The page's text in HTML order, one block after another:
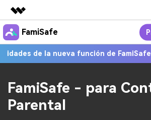
Productos destacados
Creatividad digital con AIGC
Empresas
Soluciones
Quiénes somos
Sala de prensa
FamiSafe
Por Qué FamiSafe
FamiSafe - Tu Aliado en
Acciones Interactivas
Productos
FamiSafe
Precios
la nueva función de FamiSafe - Audio
FamiSafe - para
Parental